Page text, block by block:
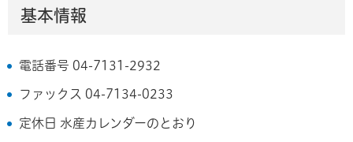
基本情報
電話番号 04-7131-2932
ファックス 04-7134-0233
定休日 水産カレンダーのとおり